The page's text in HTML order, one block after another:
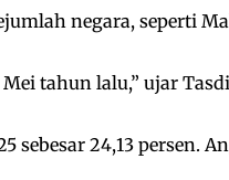
negara, seperti
tahun lalu,” ujar
24,13 persen.